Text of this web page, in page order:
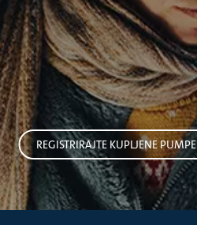
REGISTRIRAJTE KUPLJENE PUMPE